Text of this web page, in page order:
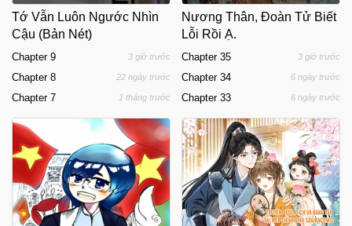
Tớ Vẫn Luôn Ngước Nhìn
Cậu (Bản Nét)
Chapter 9 3 giờ trước
Chapter 8 22 ngày trước
Chapter 7 1 tháng trước
Nương Thân, Đoàn Tử Biết
Lỗi Rồi Ạ.
Chapter 35 3 giờ trước
Chapter 34 6 ngày trước
Chapter 33 6 ngày trước